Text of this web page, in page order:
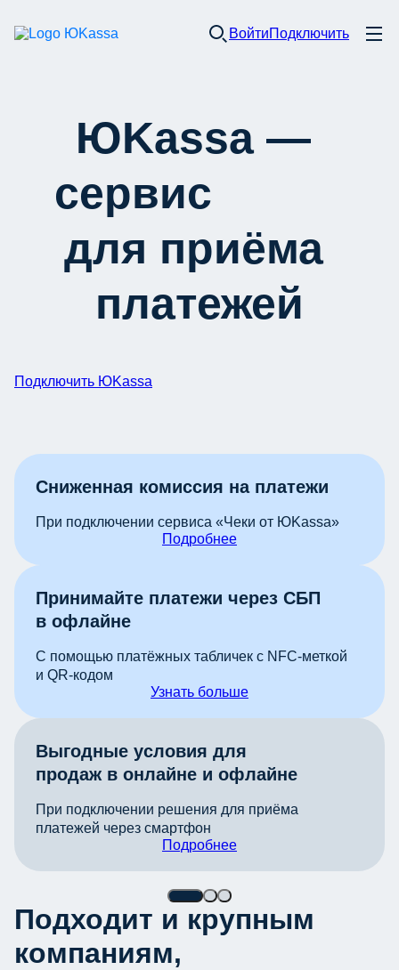
ВойтиПодключить
ЮKassa —
сервис
для приёма
платежей
Подключить ЮKassa
Сниженная комиссия на платежи
При подключении сервиса «Чеки от ЮKassa»
Подробнее
Принимайте платежи через СБП
в офлайне
С помощью платёжных табличек с NFC-меткой
и QR-кодом
Узнать больше
Выгодные условия для
продаж в онлайне и офлайне
При подключении решения для приёма
платежей через смартфон
Подробнее
Подходит и крупным
компаниям,